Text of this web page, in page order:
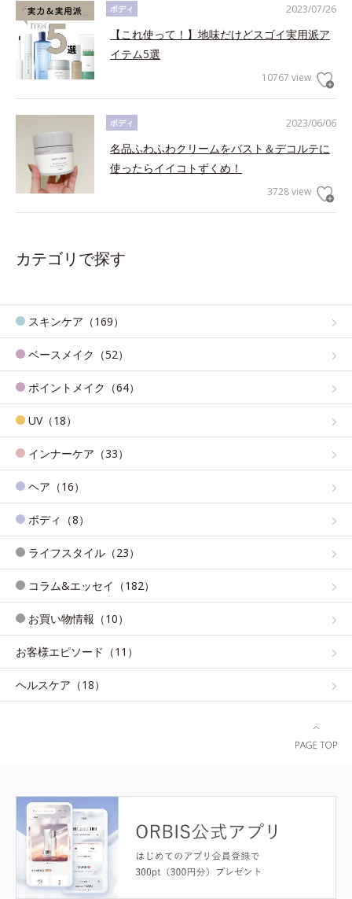
2023/07/26
ボディ
【これ使って！】地味だけどスゴイ実用派ア
イテム5選
10767 view
2023/06/06
ボディ
名品ふわふわクリームをバスト＆デコルテに
使ったらイイコトずくめ！
3728 view
カテゴリで探す
スキンケア（169）
ベースメイク（52）
ポイントメイク（64）
UV（18）
インナーケア（33）
ヘア（16）
ボディ（8）
ライフスタイル（23）
コラム&エッセイ（182）
お買い物情報（10）
お客様エピソード（11）
ヘルスケア（18）